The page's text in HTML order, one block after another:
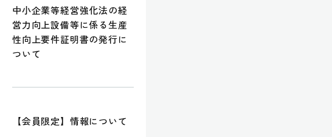
中小企業等経営強化法の経
営力向上設備等に係る生産
性向上要件証明書の発行に
ついて
【会員限定】情報について